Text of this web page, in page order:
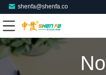
shenfa@shenfa.co